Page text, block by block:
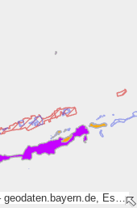
BVV – geodaten.bayern.de, Esri, TomTom, Garmin, FAO, METI/NASA, USGS